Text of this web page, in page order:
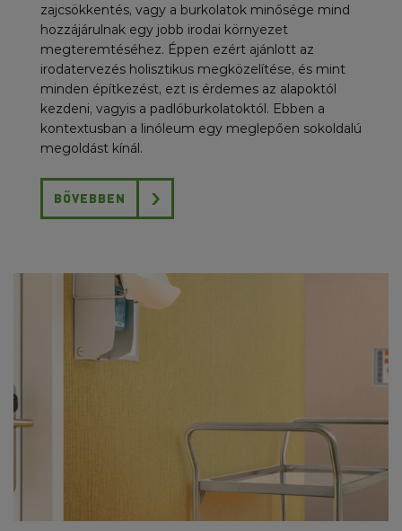
zajcsökkentés, vagy a burkolatok minősége mind
hozzájárulnak egy jobb irodai környezet
megteremtéséhez. Éppen ezért ajánlott az
irodatervezés holisztikus megközelítése, és mint
minden építkezést, ezt is érdemes az alapoktól
kezdeni, vagyis a padlóburkolatoktól. Ebben a
kontextusban a linóleum egy meglepően sokoldalú
megoldást kínál.
BŐVEBBEN